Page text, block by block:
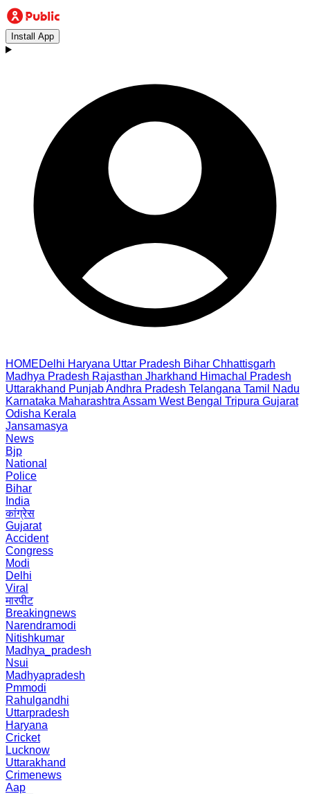
Install App
HOMEDelhi Haryana Uttar Pradesh Bihar Chhattisgarh
Madhya Pradesh Rajasthan Jharkhand Himachal Pradesh
Uttarakhand PunjabAndhra Pradesh Telangana Tamil Nadu
Karnataka Maharashtra Assam West Bengal Tripura Gujarat
Odisha Kerala
Jansamasya
News
Bjp
National
Police
Bihar
India
कांग्रेस
Gujarat
Accident
Congress
Modi
Delhi
Viral
मारपीट
Breakingnews
Narendramodi
Nitishkumar
Madhya_pradesh
Nsui
Madhyapradesh
Pmmodi
Rahulgandhi
Uttarpradesh
Haryana
Cricket
Lucknow
Uttarakhand
Crimenews
Aap